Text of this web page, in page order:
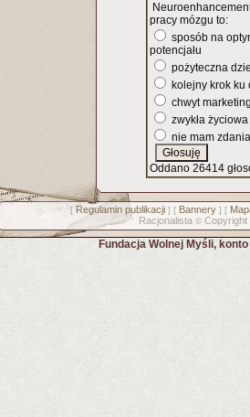
pracy mózgu to:
sposób na
potencjału
pożyteczna
kolejny krok ku
chwyt
zwykła
nie mam zdania
Oddano 26414
[ Regulamin publikacji] [ Bannery] [
Racjonalista © Copyright
Fundacja Wolnej Myśli,